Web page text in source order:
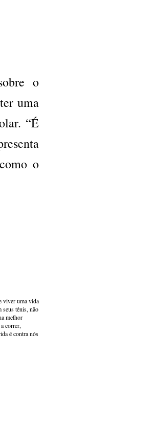
o
uma
“É
o
viver uma vida
seus tênis, não
melhor
correr,
é contra nós